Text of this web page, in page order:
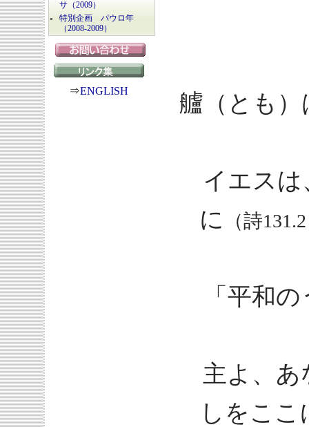
サ（2009）
特別企画 パウロ年
（2008-2009）
⇒ENGLISH 艫（とも
イエス
に
（詩
「平和
主よ、あ
しをこ